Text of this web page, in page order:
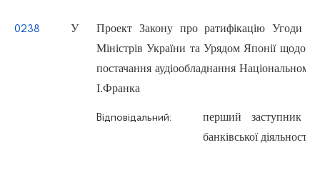
0238 У
Проект Закону про ратифікацію Угоди
Міністрів України та Урядом Японії щодо
постачання аудіообладнання
І.Франка
Відповідальний:
перший заступник
банківської